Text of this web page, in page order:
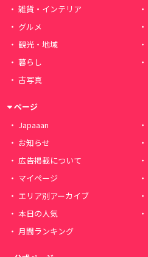
雑貨・インテリア
グルメ
観光・地域
暮らし
古写真
ページ
Japaaan
お知らせ
広告掲載について
マイページ
エリア別アーカイブ
本日の人気
月間ランキング